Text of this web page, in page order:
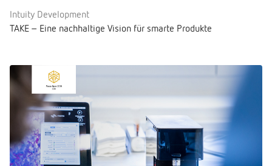
Intuity Development
TAKE – Eine nachhaltige Vision für smarte Produkte